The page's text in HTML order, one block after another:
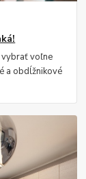
vybrať voľne
a obdĺžnikové